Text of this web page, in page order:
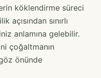
köklendirme süreci
sınırlı
anlamına gelebilir.
çoğaltmanın
önünde